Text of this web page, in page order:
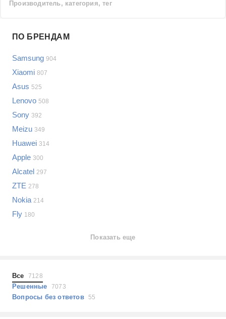
Производитель, категория, тег
Samsung
LG
Sony
Bosch
Asus
Lenovo
Indesit
JBL
Показать еще
Проблемы по категориям
Сотовые телефоны
Сотовые телефоны
Планшеты
Наушники
Выберите...
не включается
ПО БРЕНДАМ
Samsung 904
Xiaomi 807
Asus 525
Lenovo 508
Sony 392
Meizu 349
Huawei 314
Apple 300
Alcatel 297
ZTE 278
Nokia 214
Fly 180
Показать еще
Все 7128
Решенные 7073
Вопросы без ответов55